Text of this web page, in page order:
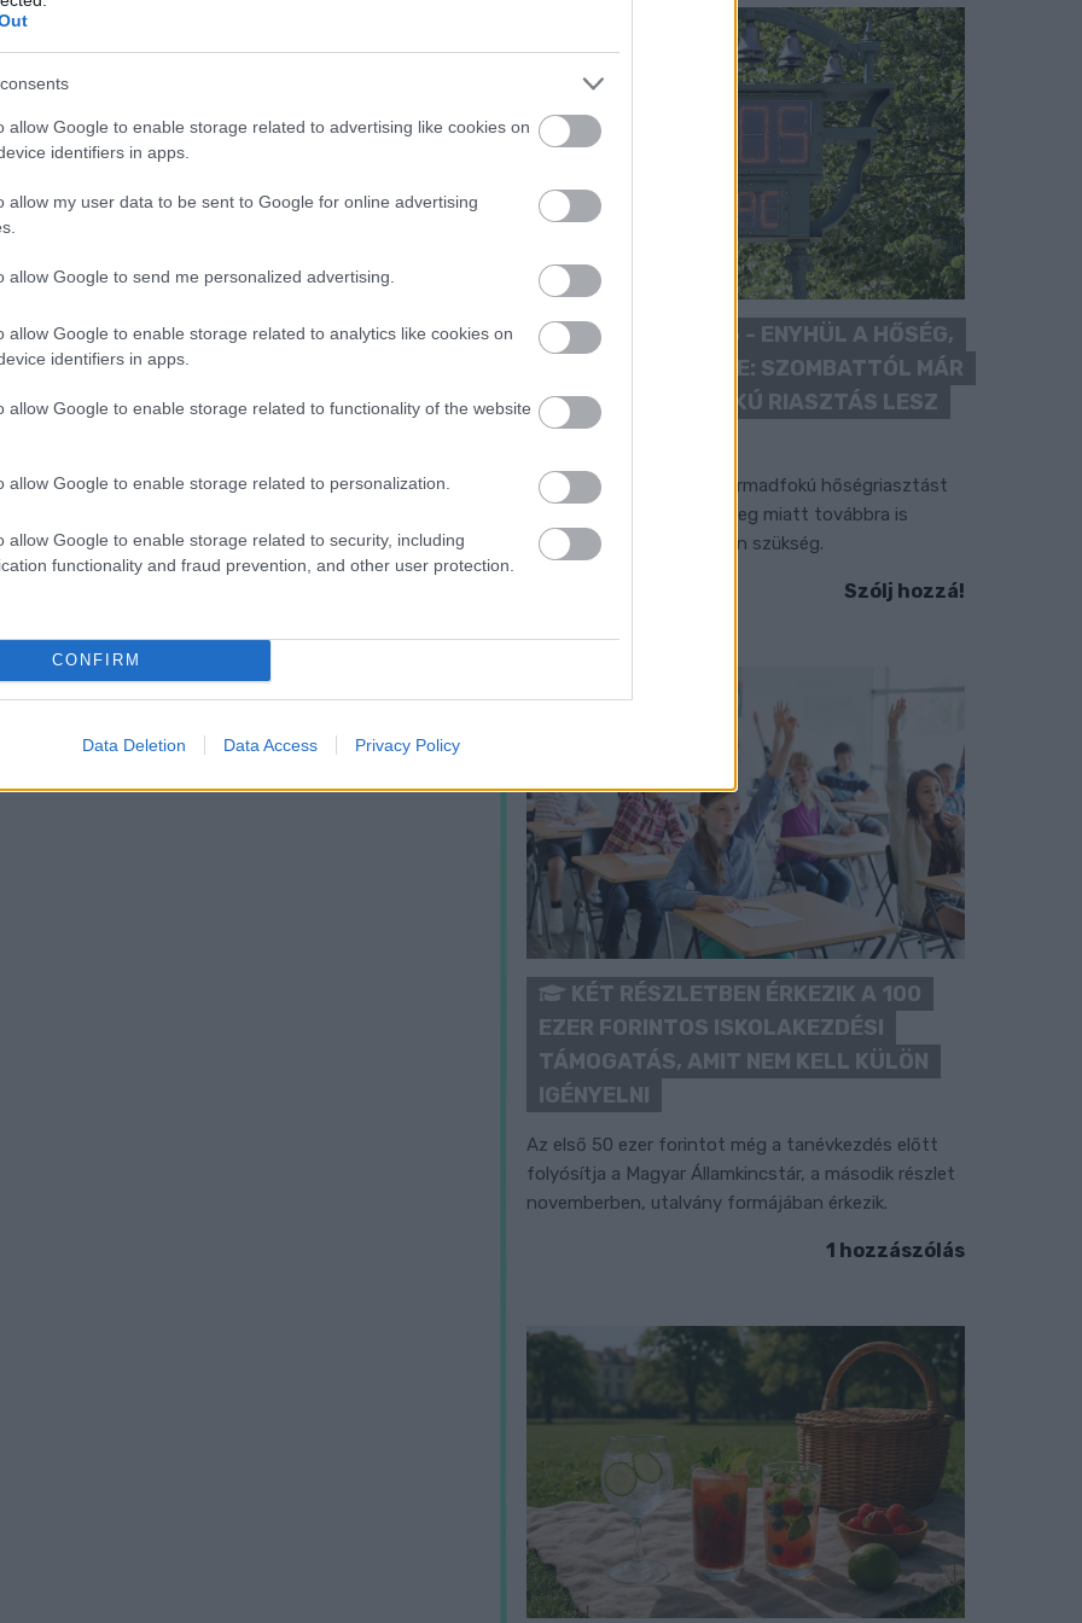
allow Google to enable storage related to advertising like cookies on
identifiers in apps.
allow my user data to be sent to Google for online advertising
allow Google to send me personalized advertising.
allow Google to enable storage related to analytics like cookies on
identifiers in apps.
allow Google to enable storage related to functionality of the website
allow Google to enable storage related to personalization.
allow Google to enable storage related to security, including
functionality and fraud prevention, and other user protection.
CONFIRM
Data Deletion Data Access Privacy Policy
kívül hagyja a végleges lezárások
kelljen irányt váltania. Itt az ideje
a társadalmi békét és a társadalmat!“
Fotó: Hans Peter Doskozil Facebook
KÁNIKULA 2026 - ENYHÜL A HŐSÉG,
DE MÉG NINCS VÉGE: SZOMBATTÓL MÁR
“CSAK” MÁSODFOKÚ RIASZTÁS LESZ
ÉRVÉNYBEN
A július vége óta tartó harmadfokú hőségriasztást
mérséklik, de a tartós meleg miatt továbbra is
fokozott óvatosságra van szükség.
Szólj hozzá!
KÉT RÉSZLETBEN ÉRKEZIK A 100
EZER FORINTOS ISKOLAKEZDÉSI
TÁMOGATÁS, AMIT NEM KELL KÜLÖN
IGÉNYELNI
Az első 50 ezer forintot még a tanévkezdés előtt
folyósítja a Magyar Államkincstár, a második részlet
novemberben, utalvány formájában érkezik.
1 hozzászólás